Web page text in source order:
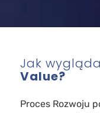
Jak wygląda
Value?
Proces Rozwoju